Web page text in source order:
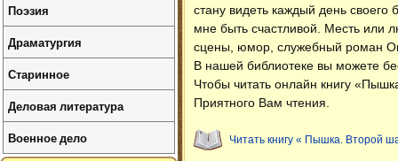
стану видеть каждый день
мне быть счастливой. Месть или
сцены, юмор, служебный роман
В нашей библиотеке вы можете
Чтобы читать онлайн книгу
Приятного Вам чтения.
Читать книгу « Пышка. Второй
Поэзия
Драматургия
Старинное
Деловая литература
Военное дело